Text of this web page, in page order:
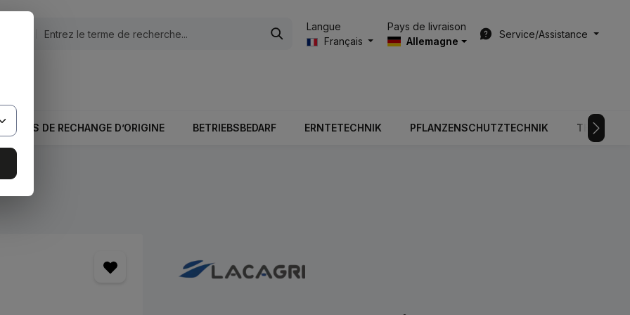
Langue
Français
Pays de livraison
Allemagne
Service/Assistance
PIÈCES DE RECHANGE D’ORIGINE BETRIEBSBEDARF ERNTETECHNIK PFLANZENSCHUTZTECHNIK